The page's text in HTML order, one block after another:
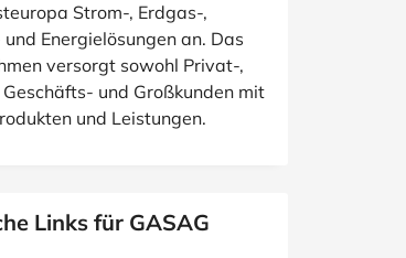
Strom-, Erdgas-,
Energielösungen an. Das
versorgt sowohl Privat-,
und Großkunden mit
und Leistungen.
Links für GASAG